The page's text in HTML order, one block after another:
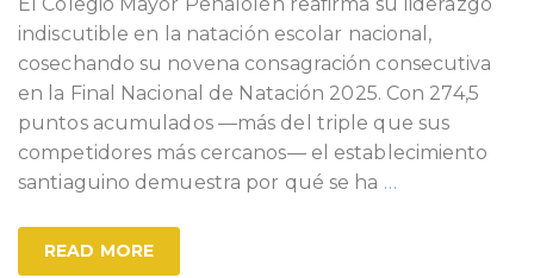
indiscutible en la natación escolar nacional,
cosechando su novena consagración consecutiva
en la Final Nacional de Natación 2025. Con 274,5
puntos acumulados —más del triple que sus
competidores más cercanos— el establecimiento
santiaguino demuestra por qué se ha …
READ MORE